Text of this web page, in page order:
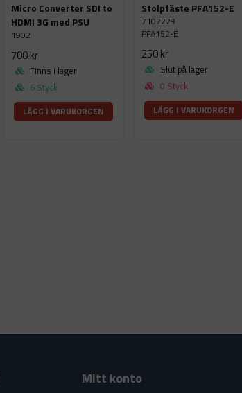
Micro Converter SDI to
HDMI 3G med PSU
1902
700 kr
Finns i lager
6 Styck
LÄGG I VARUKORGEN
Stolpfäste PFA152-E
7102229
PFA152-E
250 kr
Slut på lager
0 Styck
LÄGG I VARUKORGEN
Mitt konto